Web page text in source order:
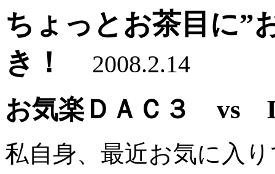
ちょっとお茶目に”
き！ 2008.2.14
お気楽ＤＡＣ３ vs
私自身、最近お気に入